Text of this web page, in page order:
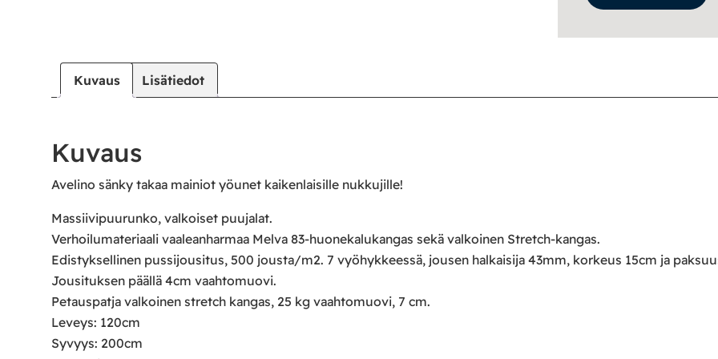
Kuvaus Lisätiedot
Kuvaus
Avelino sänky takaa mainiot yöunet kaikenlaisille nukkujille!
Massiivipuurunko, valkoiset puujalat.
Verhoilumateriaali vaaleanharmaa Melva 83-huonekalukangas sekä valkoinen Stretch-kangas.
Edistyksellinen pussijousitus, 500 jousta/m2. 7 vyöhykkeessä, jousen halkaisija 43mm, korkeus 15cm ja
Jousituksen päällä 4cm vaahtomuovi.
Petauspatja valkoinen stretch kangas, 25 kg vaahtomuovi, 7 cm.
Leveys: 120cm
Syvyys: 200cm